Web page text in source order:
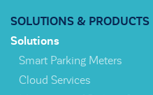
SOLUTIONS & PRODUCTS
Solutions
Smart Parking Meters
Cloud Services